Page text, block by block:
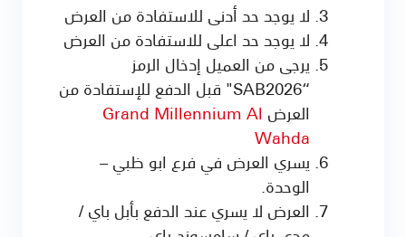
لا يوجد حد أدنى للاستفادة من العرض
لا يوجد حد اعلى للاستفادة من العرض
يرجى من العميل إدخال الرمز
“SAB2026" قبل الدفع للإستفادة من
العرض Grand Millennium Al
Wahda
يسري العرض في فرع ابو ظبي –
الوحدة.
العرض لا يسري عند الدفع بأبل باي /